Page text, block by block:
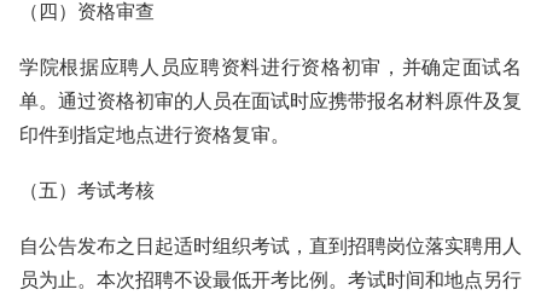
（四）资格审查
学院根据应聘人员应聘资料进行资格初审，并确定面试名
单。通过资格初审的人员在面试时应携带报名材料原件及复
印件到指定地点进行资格复审。
（五）考试考核
自公告发布之日起适时组织考试，直到招聘岗位落实聘用人
员为止。本次招聘不设最低开考比例。考试时间和地点另行